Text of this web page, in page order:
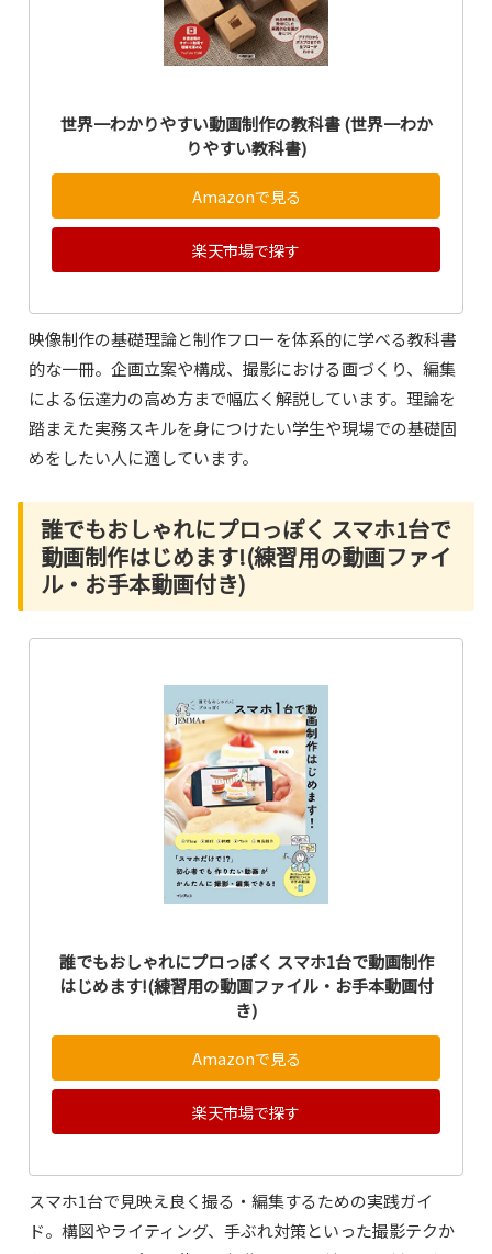
世界一わかりやすい動画制作の教科書 (世界一わか
りやすい教科書)
Amazonで見る
楽天市場で探す
映像制作の基礎理論と制作フローを体系的に学べる教科書
的な一冊。企画立案や構成、撮影における画づくり、編集
による伝達力の高め方まで幅広く解説しています。理論を
踏まえた実務スキルを身につけたい学生や現場での基礎固
めをしたい人に適しています。
誰でもおしゃれにプロっぽく スマホ1台で
動画制作はじめます!(練習用の動画ファイ
ル・お手本動画付き)
誰でもおしゃれにプロっぽく スマホ1台で動画制作
はじめます!(練習用の動画ファイル・お手本動画付
き)
Amazonで見る
楽天市場で探す
スマホ1台で見映え良く撮る・編集するための実践ガイ
ド。構図やライティング、手ぶれ対策といった撮影テクか